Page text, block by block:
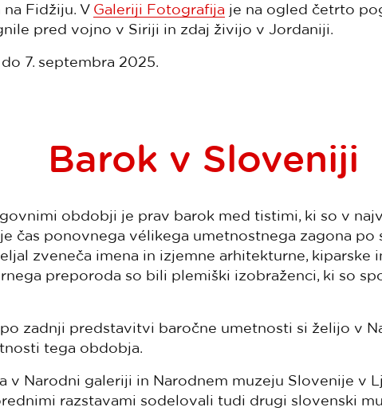
Fidžiju. V Galeriji Fotografija je na ogled četrto
pred vojno v Siriji in zdaj živijo v Jordaniji.
7. septembra 2025.
Barok v Sloveniji
obdobji je prav barok med tistimi, ki so v
čas ponovnega vélikega umetnostnega zagona po
zveneča imena in izjemne arhitekturne, kiparske
preporoda so bili plemiški izobraženci, ki so
zadnji predstavitvi baročne umetnosti si želijo v
tega obdobja.
v Narodni galeriji in Narodnem muzeju Slovenije v
razstavami sodelovali tudi drugi slovenski